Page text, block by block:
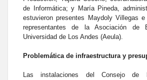
de Informática; y María Pineda,
estuvieron presentes Maydoly Villegas
representantes de la Asociación de
Universidad de Los Andes (Aeula).
Problemática de infraestructura y
Las instalaciones del Consejo de